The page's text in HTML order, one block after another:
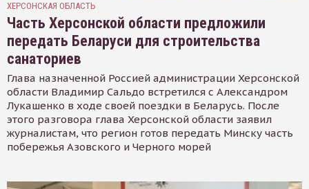
ХЕРСОНСКАЯ ОБЛАСТЬ
Часть Херсонской области предложили
передать Беларуси для строительства
санаториев
Глава назначенной Россией администрации Херсонской
области Владимир Сальдо встретился с Александром
Лукашенко в ходе своей поездки в Беларусь. После
этого разговора глава Херсонской области заявил
журналистам, что регион готов передать Минску часть
побережья Азовского и Черного морей